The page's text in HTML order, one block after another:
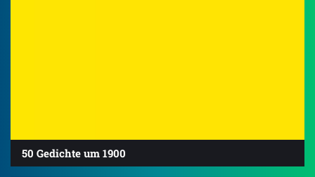
50 Gedichte um 1900